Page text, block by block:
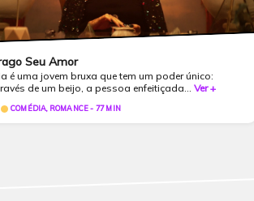
Seu Amor
é uma jovem bruxa que tem um poder único:
de um beijo, a pessoa enfeitiçada... Ver +
COMÉDIA, ROMANCE - 77 MIN